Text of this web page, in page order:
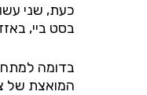
כעת, שני
בסט ביי, באזזפיד
בדומה
המואצת של